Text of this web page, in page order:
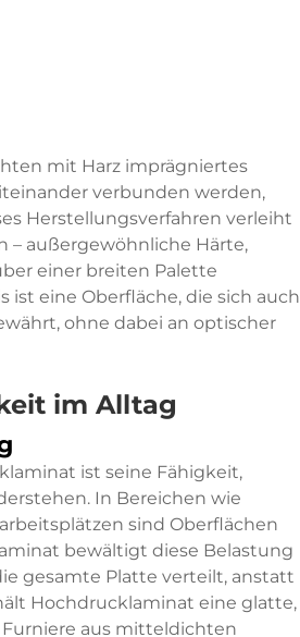
mit Harz imprägniertes
verbunden werden,
Herstellungsverfahren verleiht
– außergewöhnliche Härte,
einer breiten Palette
ist eine Oberfläche, die sich auch
ohne dabei an optischer
im Alltag
ist seine Fähigkeit,
In Bereichen wie
sind Oberflächen
bewältigt diese Belastung
gesamte Platte verteilt, anstatt
Hochdrucklaminat eine glatte,
aus mitteldichten